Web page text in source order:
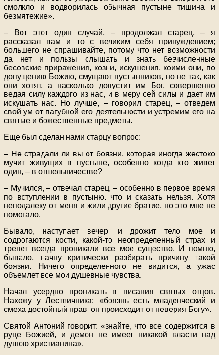
смолкло и водворилась обычная пустыне тишина и
безмятежие».
– Вот этот один случай, – продолжал старец, – я
рассказал вам и то с великим себя принуждением;
большего не спрашивайте, потому что нет возможности
да нет и пользы слышать и знать безчисленные
бесовские приражения, козни, искушения, коими они, по
допущению Божию, смущают пустынников, но не так, как
они хотят, а насколько допустит им Бог, совершенно
ведая силу каждого из нас, и в меру сей силы и дает им
искушать нас. Но лучше, – говорил старец, – отведем
свой ум от пагубной его деятельности и устремим его на
святые и божественные предметы.
Еще был сделан нами старцу вопрос:
– Не страдали ли вы от боязни, которая иногда жестоко
мучит живущих в пустыне, особенно когда кто живет
один, – в отшельничестве?
– Мучился, – отвечал старец, – особенно в первое время
по вступлении в пустыню, что и сказать нельзя. Хотя
неподалеку от меня и жили другие братие, но это мне не
помогало.
Бывало, наступает вечер, и дрожит тело мое и
содрогаются кости, какой-то неопределенный страх и
трепет всегда проникали все мое существо. И помню,
бывало, начну критически разбирать причину такой
боязни. Ничего определенного не видится, а ужас
объемлет все мои душевные чувства.
Начал усердно проникать в писания святых отцов.
Нахожу у Лествичника: «боязнь есть младенческий и
смеха достойный нрав; он происходит от неверия Богу».
Святой Антоний говорит: «знайте, что все содержится в
руце Божией, и демон не имеет никакой власти над
душою христианина».